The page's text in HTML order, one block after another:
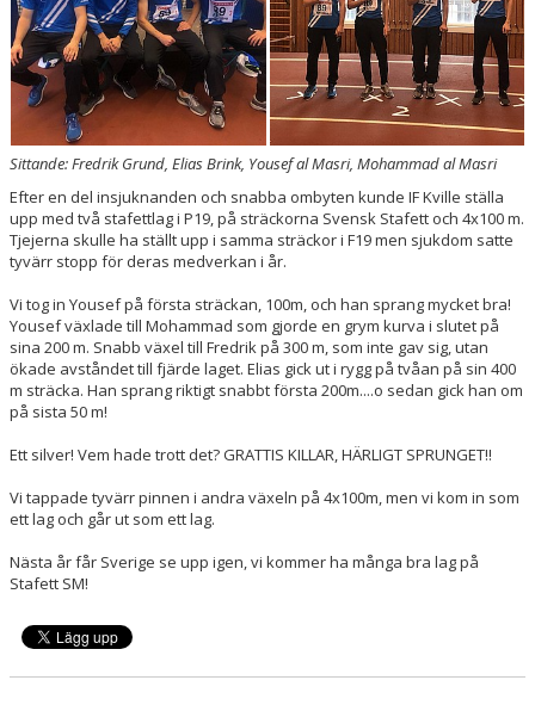
BOKNINGAR
Sittande: Fredrik Grund, Elias Brink, Yousef al Masri, Mohammad al Masri
Efter en del insjuknanden och snabba ombyten kunde IF Kville ställa
upp med två stafettlag i P19, på sträckorna Svensk Stafett och 4x100 m.
Tjejerna skulle ha ställt upp i samma sträckor i F19 men sjukdom satte
tyvärr stopp för deras medverkan i år.
Vi tog in Yousef på första sträckan, 100m, och han sprang mycket bra!
Yousef växlade till Mohammad som gjorde en grym kurva i slutet på
sina 200 m. Snabb växel till Fredrik på 300 m, som inte gav sig, utan
ökade avståndet till fjärde laget. Elias gick ut i rygg på tvåan på sin 400
m sträcka. Han sprang riktigt snabbt första 200m....o sedan gick han om
på sista 50 m!
Ett silver! Vem hade trott det? GRATTIS KILLAR, HÄRLIGT SPRUNGET!!
Vi tappade tyvärr pinnen i andra växeln på 4x100m, men vi kom in som
ett lag och går ut som ett lag.
Nästa år får Sverige se upp igen, vi kommer ha många bra lag på
Stafett SM!